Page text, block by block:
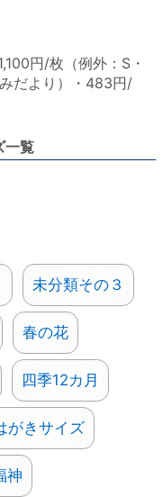
円/枚（例外：S・
だより）・483円/
一覧
未分類その３
春の花
四季12カ月
がきサイズ
神